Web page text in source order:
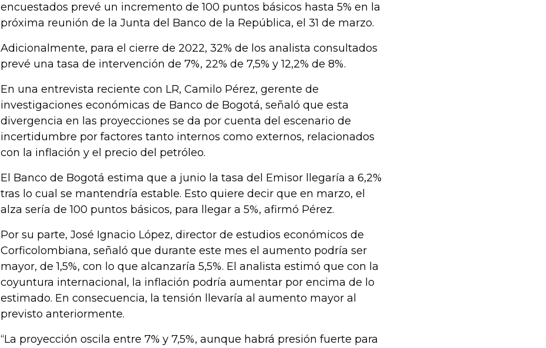
encuestados prevé un incremento de 100 puntos básicos hasta 5% en la
próxima reunión de la Junta del Banco de la República, el 31 de marzo.
Adicionalmente, para el cierre de 2022, 32% de los analista consultados
prevé una tasa de intervención de 7%, 22% de 7,5% y 12,2% de 8%.
En una entrevista reciente con LR, Camilo Pérez, gerente de
investigaciones económicas de Banco de Bogotá, señaló que esta
divergencia en las proyecciones se da por cuenta del escenario de
incertidumbre por factores tanto internos como externos, relacionados
con la inflación y el precio del petróleo.
El Banco de Bogotá estima que a junio la tasa del Emisor llegaría a 6,2%
tras lo cual se mantendría estable. Esto quiere decir que en marzo, el
alza sería de 100 puntos básicos, para llegar a 5%, afirmó Pérez.
Por su parte, José Ignacio López, director de estudios económicos de
Corficolombiana, señaló que durante este mes el aumento podría ser
mayor, de 1,5%, con lo que alcanzaría 5,5%. El analista estimó que con la
coyuntura internacional, la inflación podría aumentar por encima de lo
estimado. En consecuencia, la tensión llevaría al aumento mayor al
previsto anteriormente.
“La proyección oscila entre 7% y 7,5%, aunque habrá presión fuerte para